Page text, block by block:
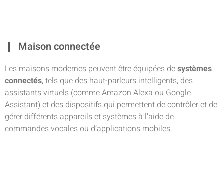
Maison connectée
Les maisons modernes peuvent être équipées desystèmes
connectés, tels que des haut-parleurs intelligents, des
assistants virtuels (comme Amazon Alexa ou Google
Assistant) et des dispositifs qui permettent de contrôler et de
gérer différents appareils et systèmes à l’aide de
commandes vocales ou d’applications mobiles.